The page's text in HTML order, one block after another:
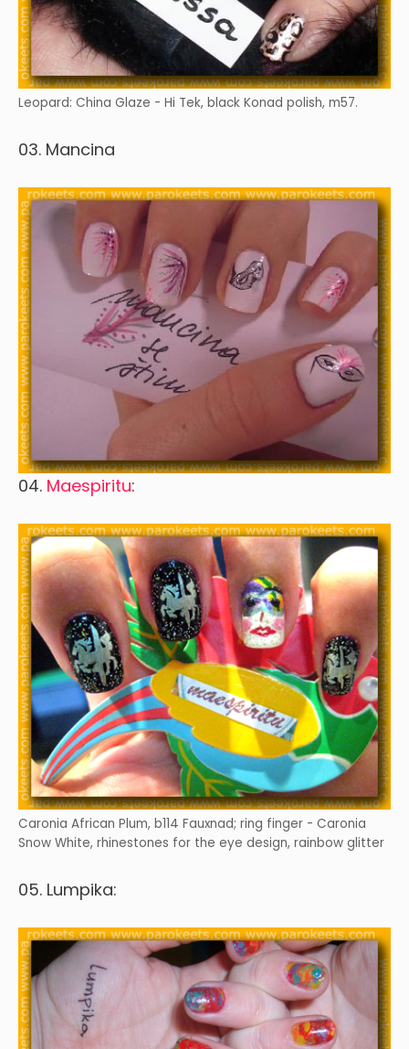
Leopard: China Glaze - Hi Tek, black Konad polish, m57.
03. Mancina
04. Maespiritu:
Caronia African Plum, b114 Fauxnad; ring finger - Caronia
Snow White, rhinestones for the eye design, rainbow glitter
05. Lumpika: